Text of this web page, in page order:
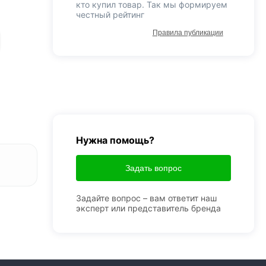
кто купил товар. Так мы формируем
честный рейтинг
Правила публикации
Нужна помощь?
Задать вопрос
Задайте вопрос – вам ответит наш
эксперт или представитель бренда